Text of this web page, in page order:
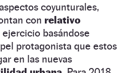
coyunturales,
con relativo
basándose
protagonista que estos
en las nuevas